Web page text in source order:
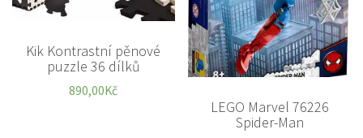
Kik Kontrastní pěnové
puzzle 36 dílků
890,00Kč
LEGO Marvel 76226
Spider-Man